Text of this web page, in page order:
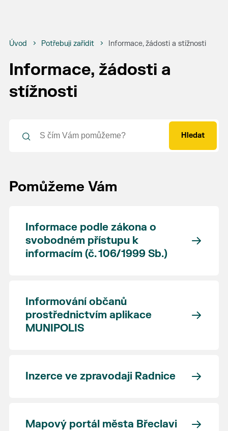
Úvod Potřebuji zařídit Informace, žádosti a stížnosti
Informace, žádosti a
stížnosti
Hledat
Pomůžeme Vám
Informace podle zákona o
svobodném přístupu k
informacím (č. 106/1999 Sb.)
Informování občanů
prostřednictvím aplikace
MUNIPOLIS
Inzerce ve zpravodaji Radnice
Mapový portál města Břeclavi